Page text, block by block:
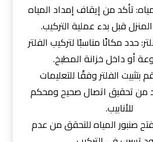
تأكد من إيقاف إمداد المياه
قبل بدء عملية التركيب.
حدد مكانًا مناسبًا لتركيب الفلتر
أو داخل خزانة المطبخ.
بتثبيت الفلتر وفقًا للتعليمات
من تحقيق اتصال صحيح ومحكم
للأنابيب.
صنبور المياه للتحقق من عدم